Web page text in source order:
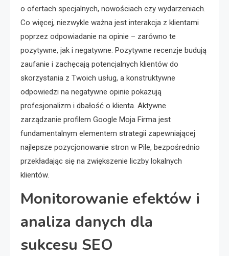
o ofertach specjalnych, nowościach czy wydarzeniach.
Co więcej, niezwykle ważna jest interakcja z klientami
poprzez odpowiadanie na opinie – zarówno te
pozytywne, jak i negatywne. Pozytywne recenzje budują
zaufanie i zachęcają potencjalnych klientów do
skorzystania z Twoich usług, a konstruktywne
odpowiedzi na negatywne opinie pokazują
profesjonalizm i dbałość o klienta. Aktywne
zarządzanie profilem Google Moja Firma jest
fundamentalnym elementem strategii zapewniającej
najlepsze pozycjonowanie stron w Pile, bezpośrednio
przekładając się na zwiększenie liczby lokalnych
klientów.
Monitorowanie efektów i
analiza danych dla
sukcesu SEO